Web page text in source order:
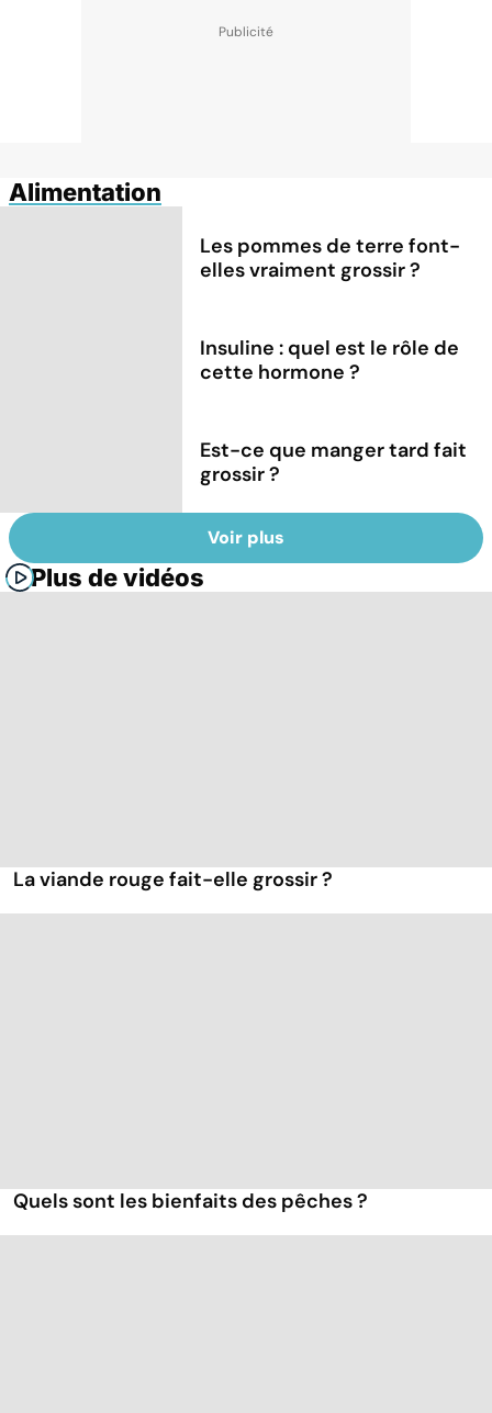
Alimentation
Les pommes de terre font-
elles vraiment grossir ?
Insuline : quel est le rôle de
cette hormone ?
Est-ce que manger tard fait
grossir ?
Voir plus
Plus de vidéos
La viande rouge fait-elle grossir ?
Quels sont les bienfaits des pêches ?